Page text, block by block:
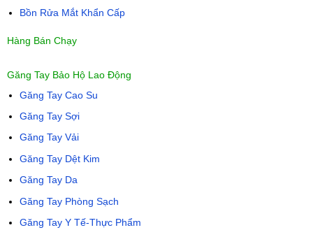
Bồn Rửa Mắt Khẩn Cấp
Hàng Bán Chạy
Găng Tay Bảo Hộ Lao Động
Găng Tay Cao Su
Găng Tay Sợi
Găng Tay Vải
Găng Tay Dệt Kim
Găng Tay Da
Găng Tay Phòng Sạch
Găng Tay Y Tế-Thực Phẩm